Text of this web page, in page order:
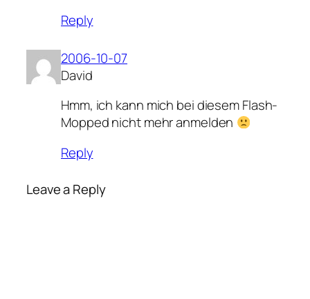
Reply
2006-10-07
David
Hmm, ich kann mich bei diesem Flash-
Mopped nicht mehr anmelden
Reply
Leave a Reply